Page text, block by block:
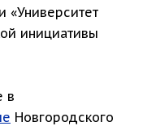
«Университет
инициативы
в
Новгородского